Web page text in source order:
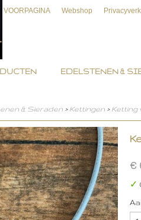
VOORPAGINA Webshop
EDELSTENEN &
& Sieraden > Kettingen > Ketting
€
✓